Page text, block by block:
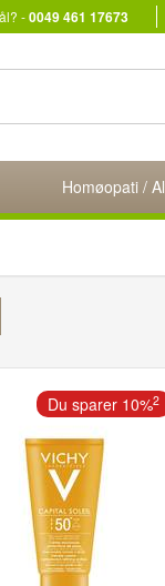
-0049 461 17673
Homøopati /
Du sparer 10%2